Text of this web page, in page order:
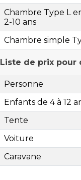
Chambre Type L
2-10 ans
Chambre simple
Liste de prix pour
Personne
Enfants de 4 à 12
Tente
Voiture
Caravane